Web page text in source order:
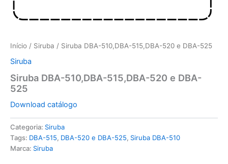
Início / Siruba / Siruba DBA-510,DBA-515,DBA-520 e DBA-525
Siruba
Siruba DBA-510,DBA-515,DBA-520 e DBA-
525
Download catálogo
Categoria: Siruba
Tags: DBA-515, DBA-520 e DBA-525, Siruba DBA-510
Marca: Siruba